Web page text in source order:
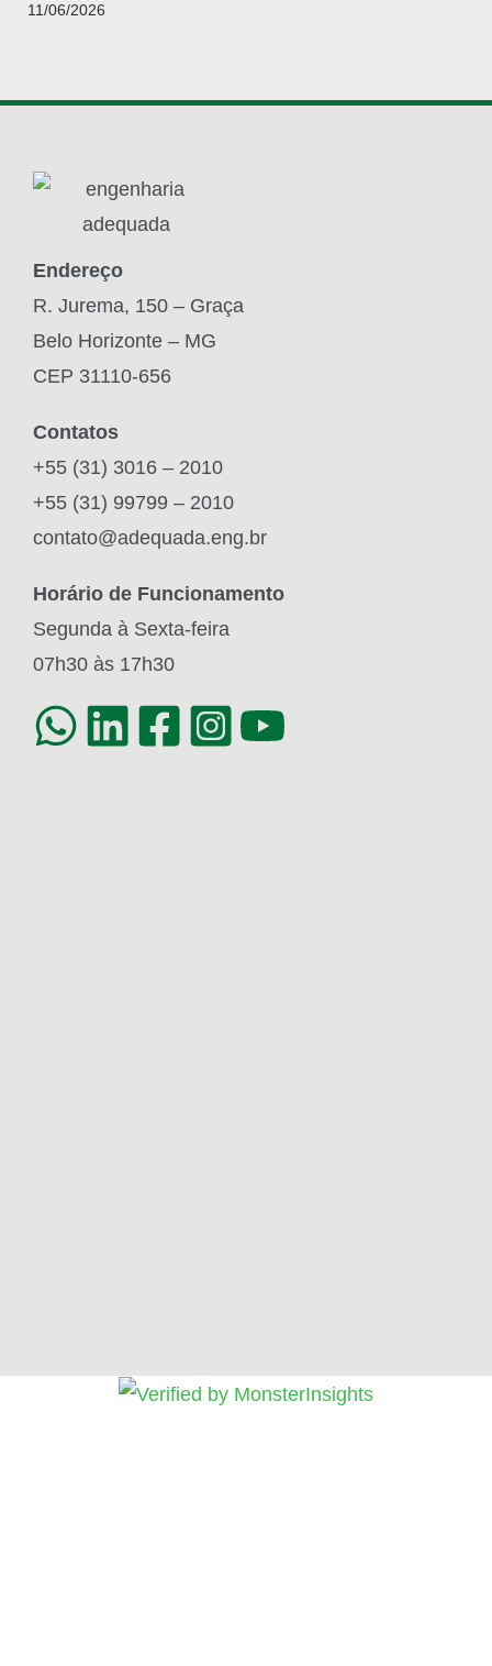
11/06/2026
Endereço
R. Jurema, 150 – Graça
Belo Horizonte – MG
CEP 31110-656
Contatos
+55 (31) 3016 – 2010
+55 (31) 99799 – 2010
contato@adequada.eng.br
Horário de Funcionamento
Segunda à Sexta-feira
07h30 às 17h30